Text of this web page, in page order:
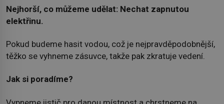
Nejhorší, co můžeme udělat: Nechat zapnutou
elektřinu.
Pokud budeme hasit vodou, což je nejpravděpodobnější,
těžko se vyhneme zásuvce, takže pak zkratuje vedení.
Jak si poradíme?